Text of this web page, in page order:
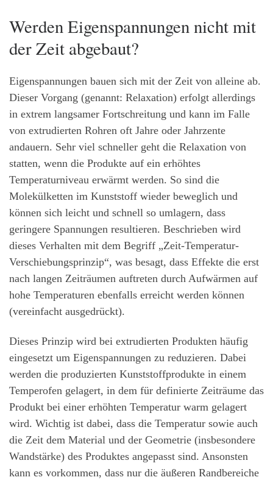
Werden Eigenspannungen nicht mit
der Zeit abgebaut?
Eigenspannungen bauen sich mit der Zeit von alleine ab.
Dieser Vorgang (genannt: Relaxation) erfolgt allerdings
in extrem langsamer Fortschreitung und kann im Falle
von extrudierten Rohren oft Jahre oder Jahrzente
andauern. Sehr viel schneller geht die Relaxation von
statten, wenn die Produkte auf ein erhöhtes
Temperaturniveau erwärmt werden. So sind die
Molekülketten im Kunststoff wieder beweglich und
können sich leicht und schnell so umlagern, dass
geringere Spannungen resultieren. Beschrieben wird
dieses Verhalten mit dem Begriff „Zeit-Temperatur-
Verschiebungsprinzip“, was besagt, dass Effekte die erst
nach langen Zeiträumen auftreten durch Aufwärmen auf
hohe Temperaturen ebenfalls erreicht werden können
(vereinfacht ausgedrückt).
Dieses Prinzip wird bei extrudierten Produkten häufig
eingesetzt um Eigenspannungen zu reduzieren. Dabei
werden die produzierten Kunststoffprodukte in einem
Temperofen gelagert, in dem für definierte Zeiträume das
Produkt bei einer erhöhten Temperatur warm gelagert
wird. Wichtig ist dabei, dass die Temperatur sowie auch
die Zeit dem Material und der Geometrie (insbesondere
Wandstärke) des Produktes angepasst sind. Ansonsten
kann es vorkommen, dass nur die äußeren Randbereiche